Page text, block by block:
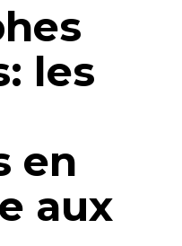
les
en
aux